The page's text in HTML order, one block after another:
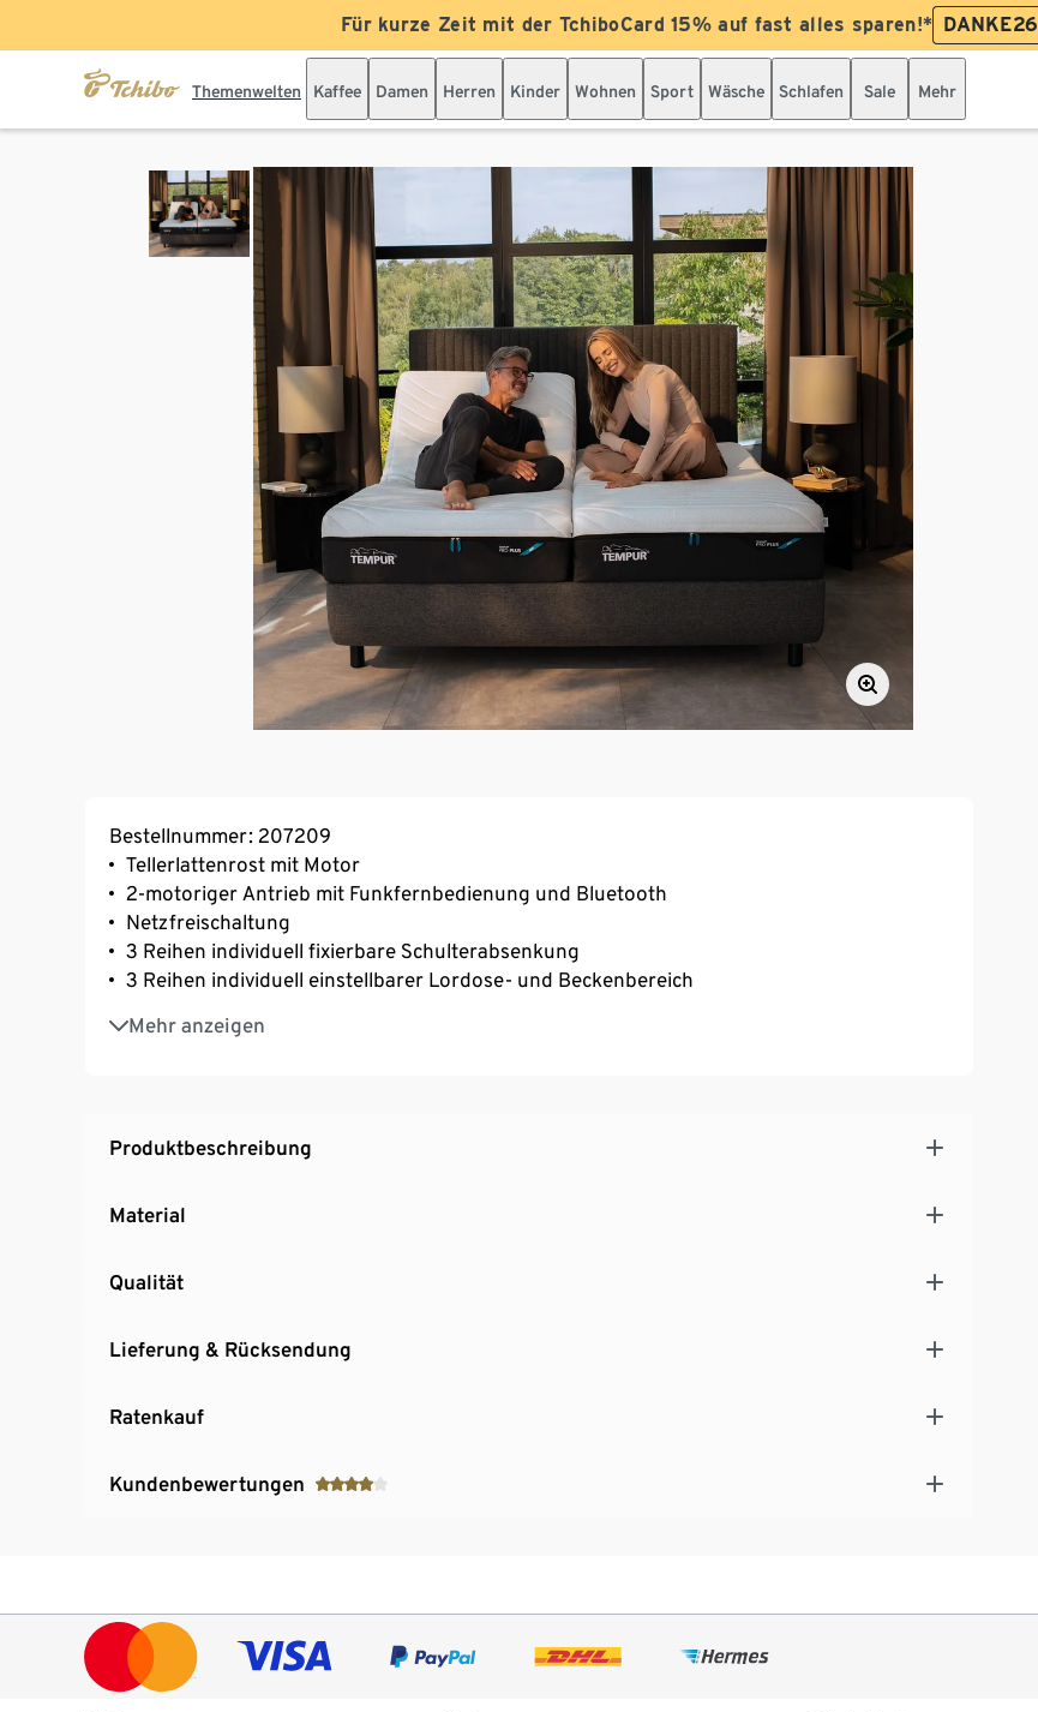
Für kurze Zeit mit der TchiboCard 15% auf fast alles sparen!* DANKE26
Themenwelten Kaffee Damen Herren Kinder Wohnen Sport Wäsche Schlafen Sale Mehr
Bestellnummer: 207209
Tellerlattenrost mit Motor
2-motoriger Antrieb mit Funkfernbedienung und Bluetooth
Netzfreischaltung
3 Reihen individuell fixierbare Schulterabsenkung
3 Reihen individuell einstellbarer Lordose- und Beckenbereich
Mehr anzeigen
Aufbauhöhe ca. 11,5 cm
Gefertigt in Deutschland
Produktbeschreibung
Material
Qualität
Lieferung & Rücksendung
Ratenkauf
Kundenbewertungen